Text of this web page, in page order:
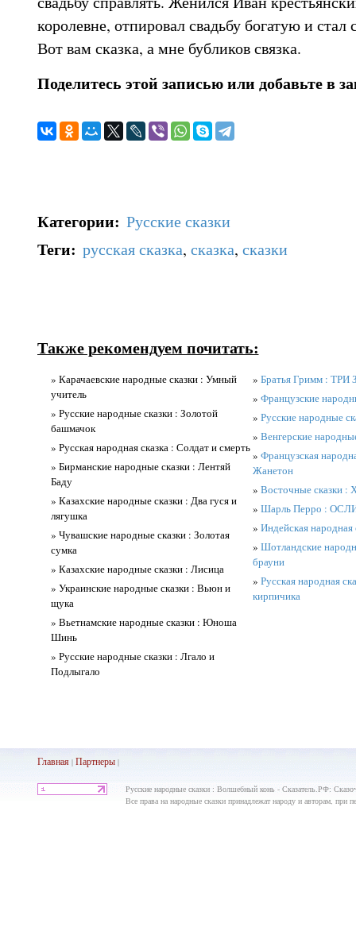
королевне, отпировал свадьбу богатую и
Вот вам сказка, а мне бубликов связка.
Поделитесь этой записью или добавьте в
Категории: Русские сказки
Теги: русская сказка, сказка, сказки
Также рекомендуем почитать:
» Карачаевские народные сказки : Умный
учитель
» Русские народные сказки : Золотой
башмачок
» Русская народная сказка : Солдат и смерть
» Бирманские народные сказки : Лентяй
Баду
» Казахские народные сказки : Два гуся и
лягушка
» Чувашские народные сказки : Золотая
сумка
» Казахские народные сказки : Лисица
» Украинские народные сказки : Вьюн и
щука
» Вьетнамские народные сказки : Юноша
Шинь
» Русские народные сказки : Лгало и
Подлыгало
» Братья Гримм :
» Французские
» Русские народные
» Венгерские
» Французская
Жанетон
» Восточные сказки :
» Шарль Перро :
» Индейская народная
» Шотландские
брауни
» Русская народная
кирпичика
Главная| Партнеры|
Русские народные сказки : Волшебный конь - Сказатель.РФ:
Все права на народные сказки принадлежат народу и авторам, при